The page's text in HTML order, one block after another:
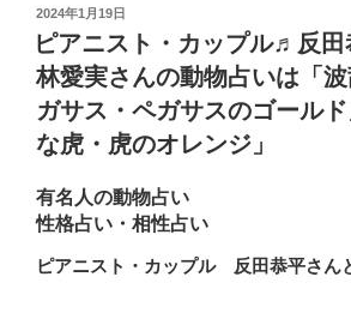
投
稿
日:
2024年1月19日
ピアニスト・カップル♬反田
林愛実さんの動物占いは「
ガサス・ペガサスのゴール
な虎・虎のオレンジ」
有名人の動物占い
性格占い・相性占い
ピアニスト・カップル 反田恭平さん